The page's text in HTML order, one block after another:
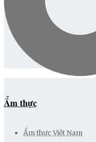
Ẩm thực
Ẩm thực Việt Nam